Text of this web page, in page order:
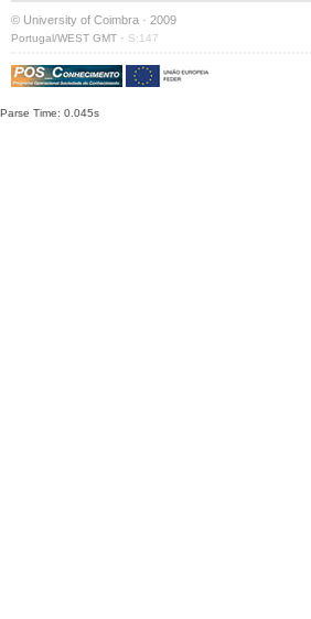
© University of Coimbra · 2009
Portugal/WEST GMT · S:147
Parse Time: 0.045s